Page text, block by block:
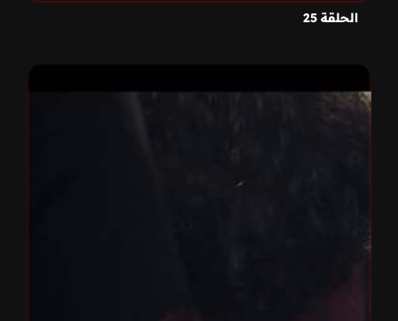
الحلقة 25